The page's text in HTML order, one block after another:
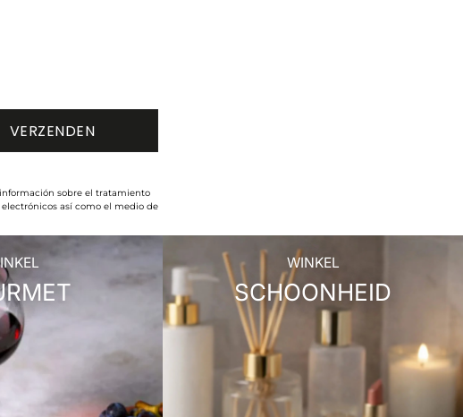
sobre el tratamiento
así como el medio de
WINKEL
SCHOONHEID